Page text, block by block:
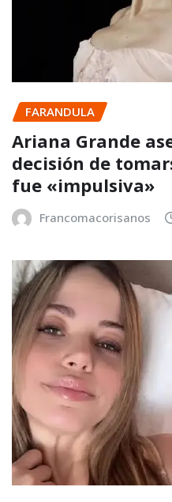
FARANDULA
Ariana Grande
decisión de
fue «impulsiva»
Francomacorisanos